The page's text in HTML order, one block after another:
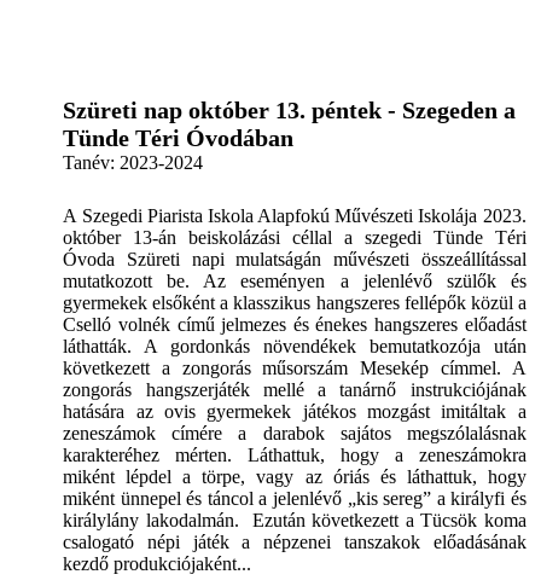
Szüreti nap október 13. péntek - Szegeden a
Tünde Téri Óvodában
Tanév: 2023-2024
A Szegedi Piarista Iskola Alapfokú Művészeti Iskolája 2023.
október 13-án beiskolázási céllal a szegedi Tünde Téri
Óvoda Szüreti napi mulatságán művészeti összeállítással
mutatkozott be. Az eseményen a jelenlévő szülők és
gyermekek elsőként a klasszikus hangszeres fellépők közül a
Cselló volnék című jelmezes és énekes hangszeres előadást
láthatták. A gordonkás növendékek bemutatkozója után
következett a zongorás műsorszám Mesekép címmel. A
zongorás hangszerjáték mellé a tanárnő instrukciójának
hatására az ovis gyermekek játékos mozgást imitáltak a
zeneszámok címére a darabok sajátos megszólalásnak
karakteréhez mérten. Láthattuk, hogy a zeneszámokra
miként lépdel a törpe, vagy az óriás és láthattuk, hogy
miként ünnepel és táncol a jelenlévő „kis sereg” a királyfi és
királylány lakodalmán. Ezután következett a Tücsök koma
csalogató népi játék a népzenei tanszakok előadásának
kezdő produkciójaként...